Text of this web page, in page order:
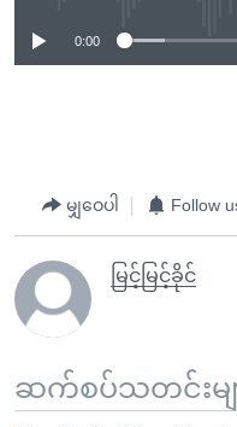
0:00
မျှဝေပါ Follow
မြင့်မြင့်ခိုင်
ဆက်စပ်သတင်းမျ